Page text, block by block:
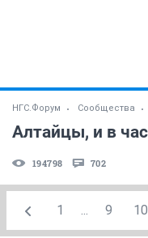
НГС.Форум Сообщества
194798 702
1 ... 9 10